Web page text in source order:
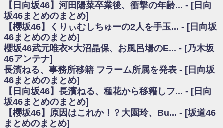
願いバッハ！』ミーグリ日程がこちら
欅坂/日向坂46まとめのまとめ / 【櫻坂46】ミーグリで喧嘩！？山下瞳月、
これはマジギレしてる
乃木坂46アンテナ / 【櫻坂46】ハリソン守屋「ゆーづのせいです」【ラヴ
ィット!】
乃木坂あんてな ～乃木坂46・欅坂46・日向坂46のニュース・情報・話題
をピックアップ / 良い品揃え！櫻坂46 12thシングル『Make or Break』オフィ
シャルグッズ絶賛販売受付中
日向坂46まとめのまとめ / 【日向坂46】この月、何かあるのか！？『お願
いバッハ！』ミーグリ日程がこちら
日向坂46まとめのまとめ / 【元日向坂46】この卒業生、めちゃくちゃテレ
ビで見かけるな
欅坂/日向坂46まとめのまとめ / 【櫻坂46】リアルミーグリであの販売も！
『Make or Break』オフィシャルグッズ解禁
【日向坂46】河田陽菜卒業後、衝撃の年齢... - [日向
坂46まとめのまとめ]
【櫻坂46】くりぃむしちゅーの2人を手玉... - [日向坂
46まとめのまとめ]
櫻坂46武元唯衣×大沼晶保、お風呂場のE... - [乃木坂
46アンテナ]
長濱ねる、事務所移籍 フラーム所属を発表 - [日向坂
46まとめのまとめ]
【日向坂46】長濱ねる、種花から移籍しフ... - [日向
坂46まとめのまとめ]
【櫻坂46】原因はこれか！？大園玲、Bu... - [坂道46
まとめのまとめ]